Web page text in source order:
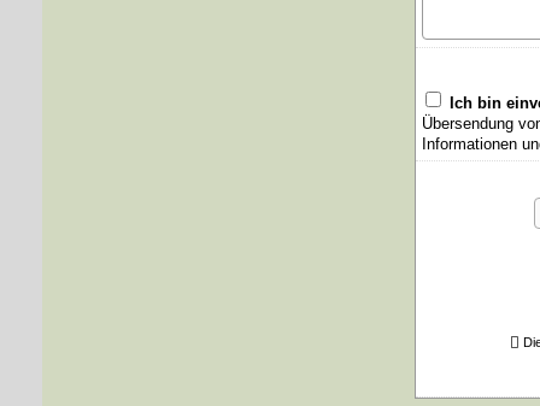
Ich bin
Übersendung
Informationen